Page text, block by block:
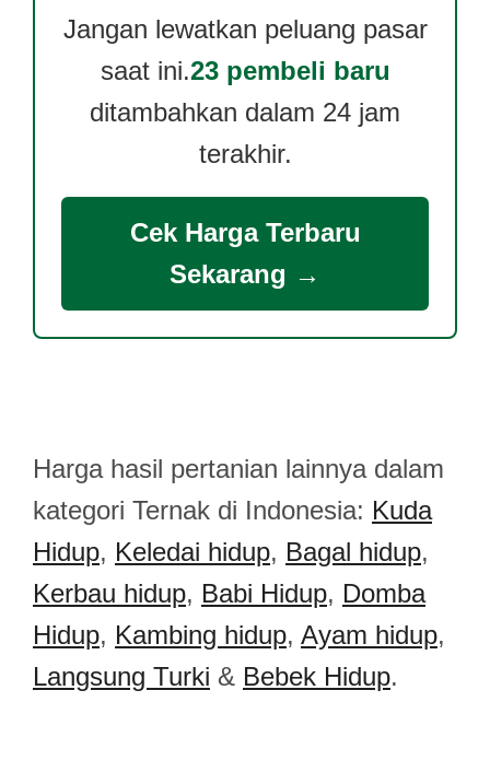
Jangan lewatkan peluang pasar
saat ini.23 pembeli baru
ditambahkan dalam 24 jam
terakhir.
Cek Harga Terbaru
Sekarang →
Harga hasil pertanian lainnya dalam
kategori Ternak di Indonesia: Kuda
Hidup, Keledai hidup, Bagal hidup,
Kerbau hidup, Babi Hidup, Domba
Hidup, Kambing hidup, Ayam hidup,
Langsung Turki & Bebek Hidup.